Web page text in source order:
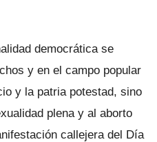
democrática se
y en el campo popular
y la patria potestad, sino
plena y al aborto
callejera del Día